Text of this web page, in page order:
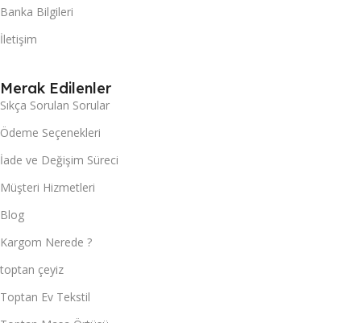
Banka Bilgileri
İletişim
Merak Edilenler
Sıkça Sorulan Sorular
Ödeme Seçenekleri
İade ve Değişim Süreci
Müşteri Hizmetleri
Blog
Kargom Nerede ?
toptan çeyiz
Toptan Ev Tekstil